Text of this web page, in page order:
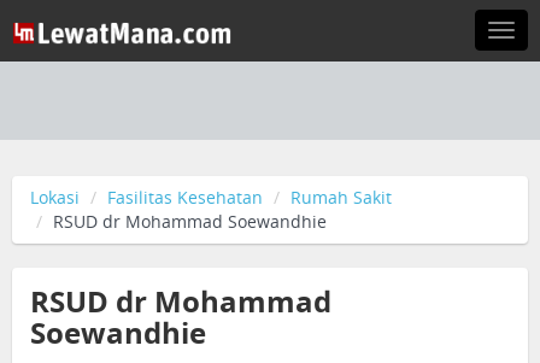
Lokasi Fasilitas Kesehatan
Rumah Sakit
RSUD dr Mohammad Soewandhie
RSUD dr Mohammad
Soewandhie